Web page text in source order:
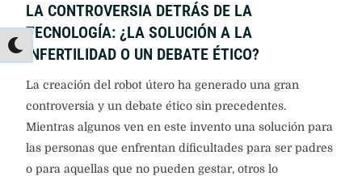
LA CONTROVERSIA DETRÁS DE LA
TECNOLOGÍA: ¿LA SOLUCIÓN A LA
INFERTILIDAD O UN DEBATE ÉTICO?
La creación del robot útero ha generado una gran
controversia y un debate ético sin precedentes.
Mientras algunos ven en este invento una solución para
las personas que enfrentan dificultades para ser padres
o para aquellas que no pueden gestar, otros lo